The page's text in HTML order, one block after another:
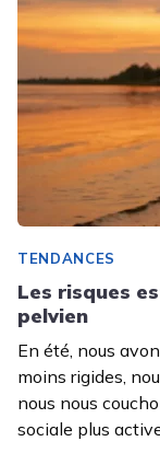
TENDANCES
Les risques
pelvien
En été, nous
moins rigides,
nous nous
sociale plus